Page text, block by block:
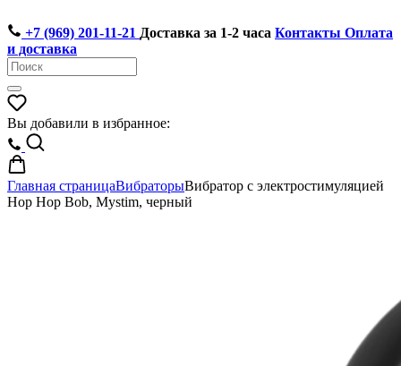
+7 (969) 201-11-21 Доставка за 1-2 часа Контакты Оплата
и доставка
Вы добавили в избранное:
Главная страницаВибраторыВибратор с электростимуляцией
Hop Hop Bob, Mystim, черный